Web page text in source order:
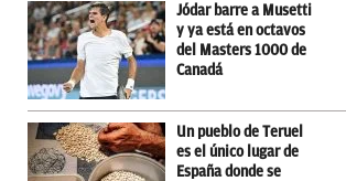
Jódar barre a Musetti
y ya está en octavos
del Masters 1000 de
Canadá
Un pueblo de Teruel
es el único lugar de
España donde se